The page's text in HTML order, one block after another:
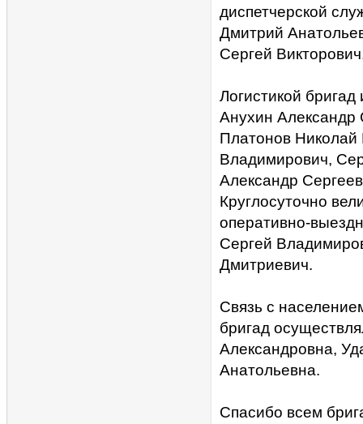
диспетчерской
Дмитрий
Сергей
Логистикой
Анухин Александр
Платонов
Владимирович,
Александр
Круглосуточно
оперативно-
Сергей
Дмитриевич.
Связь с
бригад
Александровна,
Анатольевна.
Спасибо всем